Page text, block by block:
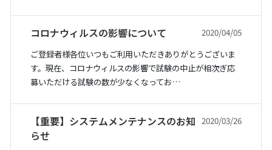
コロナウィルスの影響について
2020/04/05
ご登録者様各位いつもご利用いただきありがとうございま
す。現在、コロナウィルスの影響で試験の中止が相次ぎ応
募いただける試験の数が少なくなってお…
【重要】システムメンテナンスのお知
らせ
2020/03/26